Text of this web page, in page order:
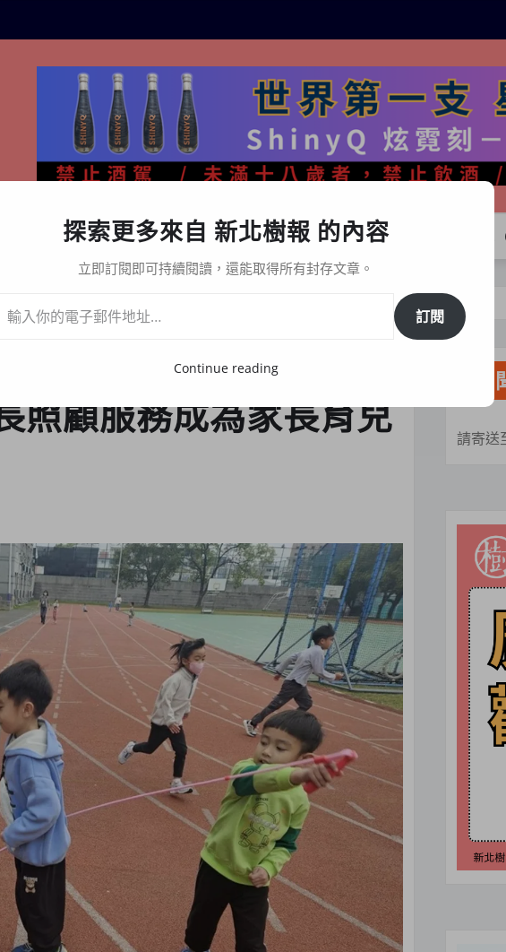
生活百態 關於樹報 星漩酒哪裡買｜官方購買通路與LINE訂購
照顧服務成為家長育兒
請寄送
探索更多來自 新北樹報 的內容
立即訂閱即可持續閱讀，還能取得所有封存文章。
訂閱
Continue reading